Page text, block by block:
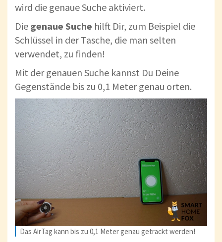
wird die genaue Suche aktiviert.
Die genaue Suche hilft Dir, zum Beispiel die
Schlüssel in der Tasche, die man selten
verwendet, zu finden!
Mit der genauen Suche kannst Du Deine
Gegenstände bis zu 0,1 Meter genau orten.
Das AirTag kann bis zu 0,1 Meter genau getrackt werden!